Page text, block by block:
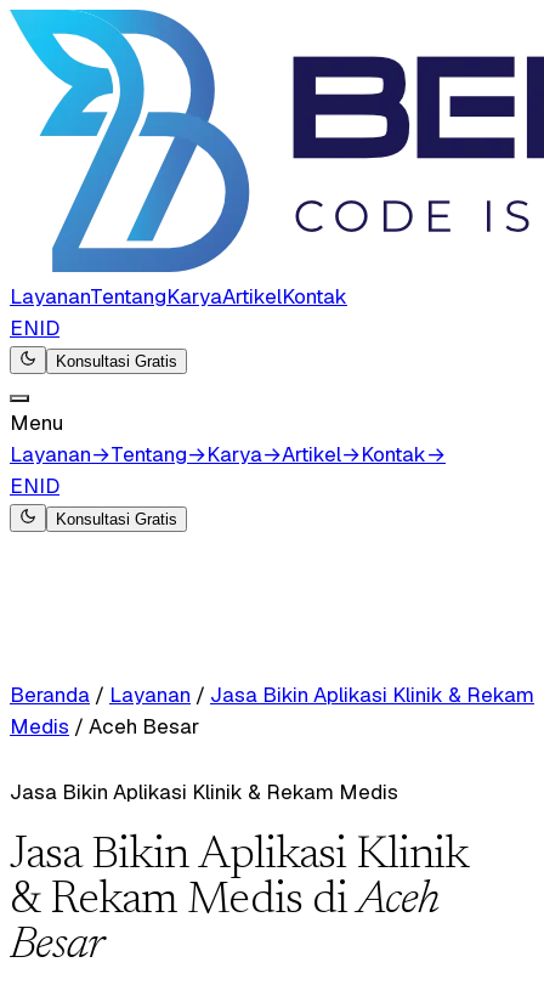
LayananTentangKaryaArtikelKontak
ENID
Konsultasi Gratis
Menu
Layanan→Tentang→Karya→Artikel→Kontak→
ENID
Konsultasi Gratis
Beranda / Layanan / Jasa Bikin Aplikasi Klinik & Rekam
Medis / Aceh Besar
Jasa Bikin Aplikasi Klinik & Rekam Medis
Jasa Bikin Aplikasi Klinik
& Rekam Medis diAceh
Besar